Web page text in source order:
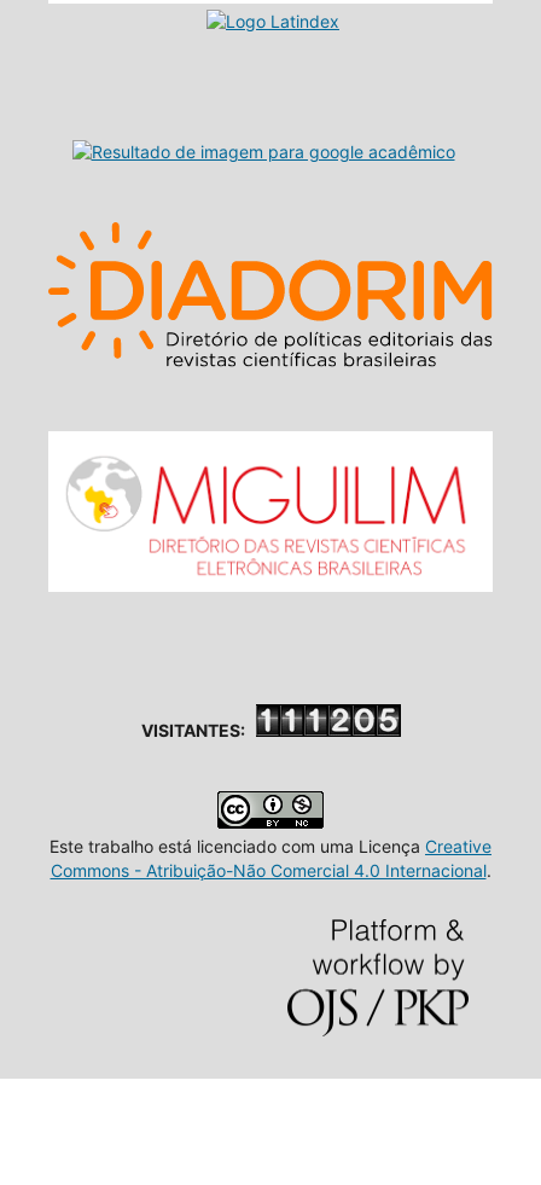
VISITANTES:
Este trabalho está licenciado com uma Licença Creative
Commons - Atribuição-Não Comercial 4.0 Internacional.